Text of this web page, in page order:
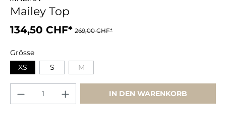
Mailey Top
134,50 CHF* 269,00 CHF*
Grösse
XS
S M
IN DEN WARENKORB